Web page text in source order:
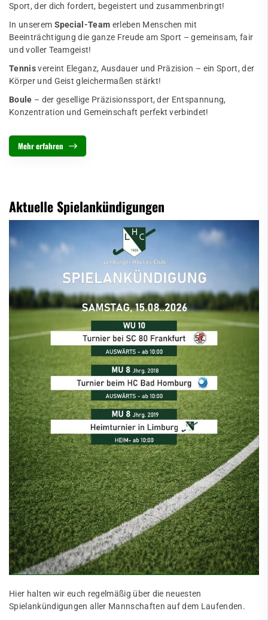
Sport, der dich fordert, begeistert und zusammenbringt!
In unserem Special-Team erleben Menschen mit
Beeinträchtigung die ganze Freude am Sport – gemeinsam, fair
und voller Teamgeist!
Tennisvereint Eleganz, Ausdauer und Präzision – ein Sport, der
Körper und Geist gleichermaßen stärkt!
Boule – der gesellige Präzisionssport, der Entspannung,
Konzentration und Gemeinschaft perfekt verbindet!
Mehr erfahren
Aktuelle Spielankündigungen
Hier halten wir euch regelmäßig über die neuesten
Spielankündigungen aller Mannschaften auf dem Laufenden.